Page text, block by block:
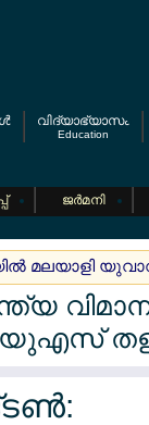
വിദ്യാഭ്യാസം
Education
ജര്‍മനി
മലയാളി
യുഎസ്